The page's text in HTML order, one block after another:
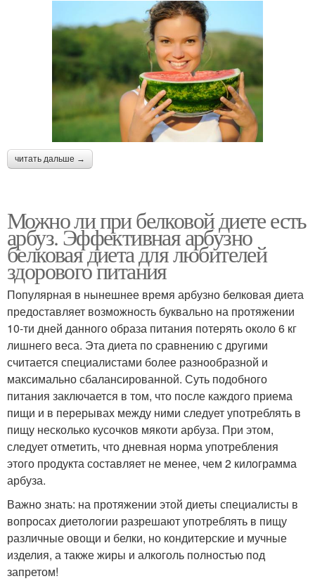
читать дальше →
Можно ли при белковой диете есть
арбуз. Эффективная арбузно
белковая диета для любителей
здорового питания
Популярная в нынешнее время арбузно белковая диета
предоставляет возможность буквально на протяжении
10-ти дней данного образа питания потерять около 6 кг
лишнего веса. Эта диета по сравнению с другими
считается специалистами более разнообразной и
максимально сбалансированной. Суть подобного
питания заключается в том, что после каждого приема
пищи и в перерывах между ними следует употреблять в
пищу несколько кусочков мякоти арбуза. При этом,
следует отметить, что дневная норма употребления
этого продукта составляет не менее, чем 2 килограмма
арбуза.
Важно знать: на протяжении этой диеты специалисты в
вопросах диетологии разрешают употреблять в пищу
различные овощи и белки, но кондитерские и мучные
изделия, а также жиры и алкоголь полностью под
запретом!